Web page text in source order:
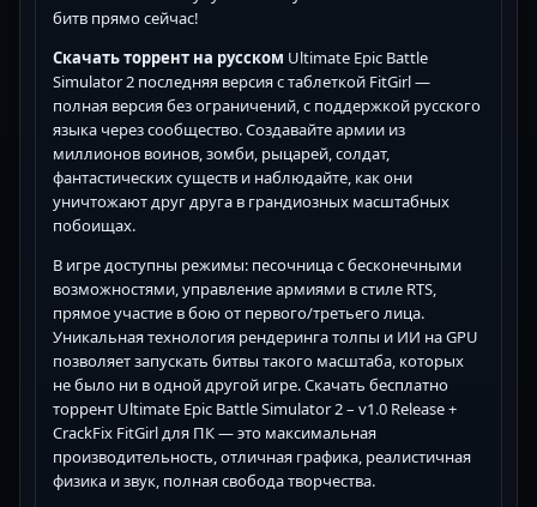
битв прямо сейчас!
Скачать торрент на русском Ultimate Epic Battle
Simulator 2 последняя версия с таблеткой FitGirl —
полная версия без ограничений, с поддержкой русского
языка через сообщество. Создавайте армии из
миллионов воинов, зомби, рыцарей, солдат,
фантастических существ и наблюдайте, как они
уничтожают друг друга в грандиозных масштабных
побоищах.
В игре доступны режимы: песочница с бесконечными
возможностями, управление армиями в стиле RTS,
прямое участие в бою от первого/третьего лица.
Уникальная технология рендеринга толпы и ИИ на GPU
позволяет запускать битвы такого масштаба, которых
не было ни в одной другой игре. Скачать бесплатно
торрент Ultimate Epic Battle Simulator 2 – v1.0 Release +
CrackFix FitGirl для ПК — это максимальная
производительность, отличная графика, реалистичная
физика и звук, полная свобода творчества.